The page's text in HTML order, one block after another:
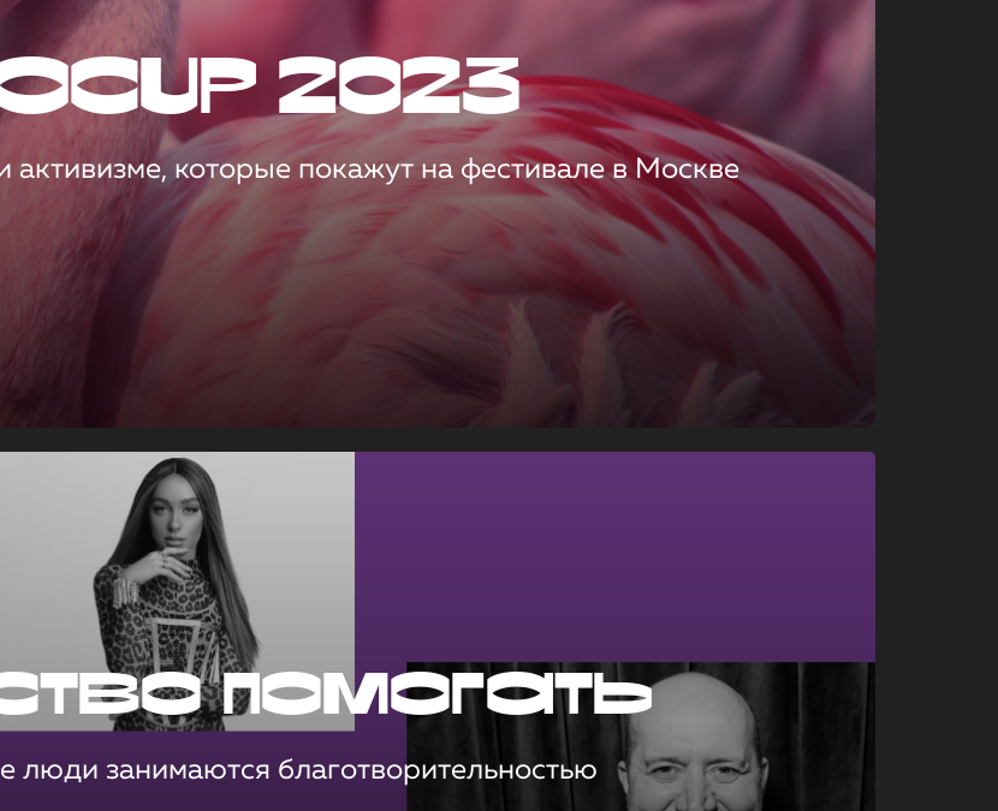
2023
которые покажут на фестивале в Москве
помогать
люди занимаются благотворительностью